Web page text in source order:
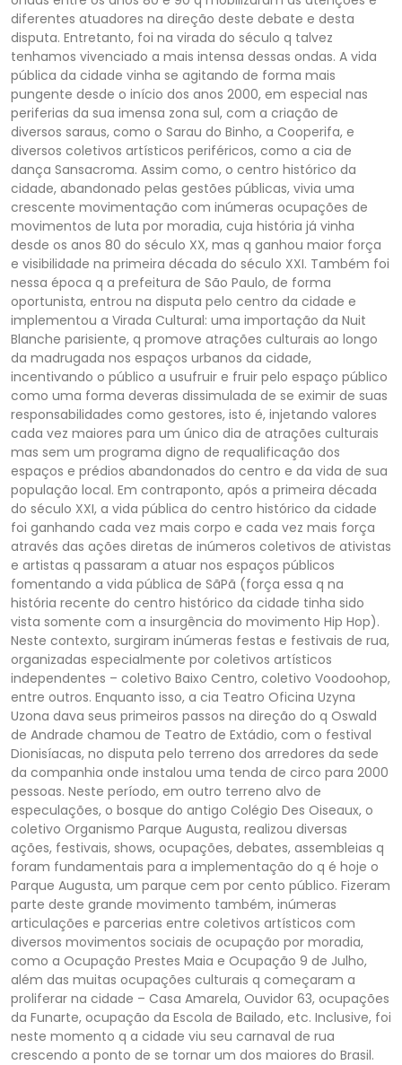
diferentes atuadores na direção deste debate e desta
disputa. Entretanto, foi na virada do século q talvez
tenhamos vivenciado a mais intensa dessas ondas. A vida
pública da cidade vinha se agitando de forma mais
pungente desde o início dos anos 2000, em especial nas
periferias da sua imensa zona sul, com a criação de
diversos saraus, como o Sarau do Binho, a Cooperifa, e
diversos coletivos artísticos periféricos, como a cia de
dança Sansacroma. Assim como, o centro histórico da
cidade, abandonado pelas gestões públicas, vivia uma
crescente movimentação com inúmeras ocupações de
movimentos de luta por moradia, cuja história já vinha
desde os anos 80 do século XX, mas q ganhou maior força
e visibilidade na primeira década do século XXI. Também foi
nessa época q a prefeitura de São Paulo, de forma
oportunista, entrou na disputa pelo centro da cidade e
implementou a Virada Cultural: uma importação da Nuit
Blanche parisiente, q promove atrações culturais ao longo
da madrugada nos espaços urbanos da cidade,
incentivando o público a usufruir e fruir pelo espaço público
como uma forma deveras dissimulada de se eximir de suas
responsabilidades como gestores, isto é, injetando valores
cada vez maiores para um único dia de atrações culturais
mas sem um programa digno de requalificação dos
espaços e prédios abandonados do centro e da vida de sua
população local. Em contraponto, após a primeira década
do século XXI, a vida pública do centro histórico da cidade
foi ganhando cada vez mais corpo e cada vez mais força
através das ações diretas de inúmeros coletivos de ativistas
e artistas q passaram a atuar nos espaços públicos
fomentando a vida pública de SãPã (força essa q na
história recente do centro histórico da cidade tinha sido
vista somente com a insurgência do movimento Hip Hop).
Neste contexto, surgiram inúmeras festas e festivais de rua,
organizadas especialmente por coletivos artísticos
independentes – coletivo Baixo Centro, coletivo Voodoohop,
entre outros. Enquanto isso, a cia Teatro Oficina Uzyna
Uzona dava seus primeiros passos na direção do q Oswald
de Andrade chamou de Teatro de Extádio, com o festival
Dionisíacas, no disputa pelo terreno dos arredores da sede
da companhia onde instalou uma tenda de circo para 2000
pessoas. Neste período, em outro terreno alvo de
especulações, o bosque do antigo Colégio Des Oiseaux, o
coletivo Organismo Parque Augusta, realizou diversas
ações, festivais, shows, ocupações, debates, assembleias q
foram fundamentais para a implementação do q é hoje o
Parque Augusta, um parque cem por cento público. Fizeram
parte deste grande movimento também, inúmeras
articulações e parcerias entre coletivos artísticos com
diversos movimentos sociais de ocupação por moradia,
como a Ocupação Prestes Maia e Ocupação 9 de Julho,
além das muitas ocupações culturais q começaram a
proliferar na cidade – Casa Amarela, Ouvidor 63, ocupações
da Funarte, ocupação da Escola de Bailado, etc. Inclusive, foi
neste momento q a cidade viu seu carnaval de rua
crescendo a ponto de se tornar um dos maiores do Brasil.